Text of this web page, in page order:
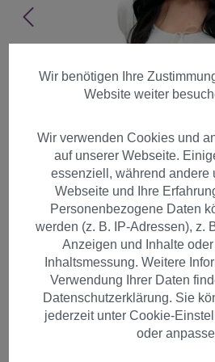
Perücke lang
wellige
Wir benötigen Ihre
Website weiter
Wir verwenden Cookies und
auf unserer Webseite.
essenziell, während andere
Webseite und Ihre
Personenbezogene Daten
werden (z. B. IP-Adressen), z.
Anzeigen und Inhalte
Inhaltsmessung. Weitere
Verwendung Ihrer Daten
Datenschutzerklärung. Sie
jederzeit unter Cookie-
oder